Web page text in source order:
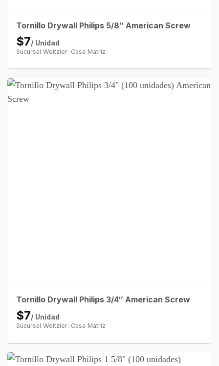
Tornillo Drywall Philips 5/8″ American Screw
$7/ Unidad
Sucursal Weitzler: Casa Matriz
Tornillo Drywall Philips 3/4″ American Screw
$7/ Unidad
Sucursal Weitzler: Casa Matriz